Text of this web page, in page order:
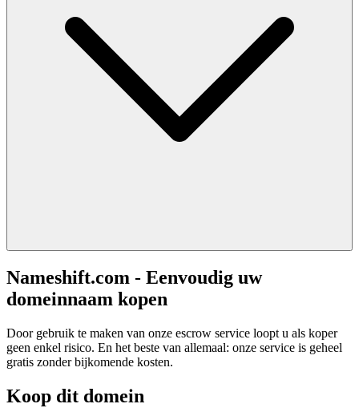
Nameshift.com - Eenvoudig uw
domeinnaam kopen
Door gebruik te maken van onze escrow service loopt u als koper
geen enkel risico. En het beste van allemaal: onze service is geheel
gratis zonder bijkomende kosten.
Koop dit domein